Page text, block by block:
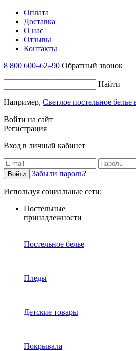
Оплата
Доставка
О нас
Отзывы
Контакты
8 800 600–62–90 Обратный звонок
Найти
Например, Светлое постельное белье
Войти на сайт
Регистрация
Вход в личный кабинет
Забыли пароль?
Используя социальные сети:
Постельные
принадлежности
Постельное белье
Пледы
Детские товары
Покрывала